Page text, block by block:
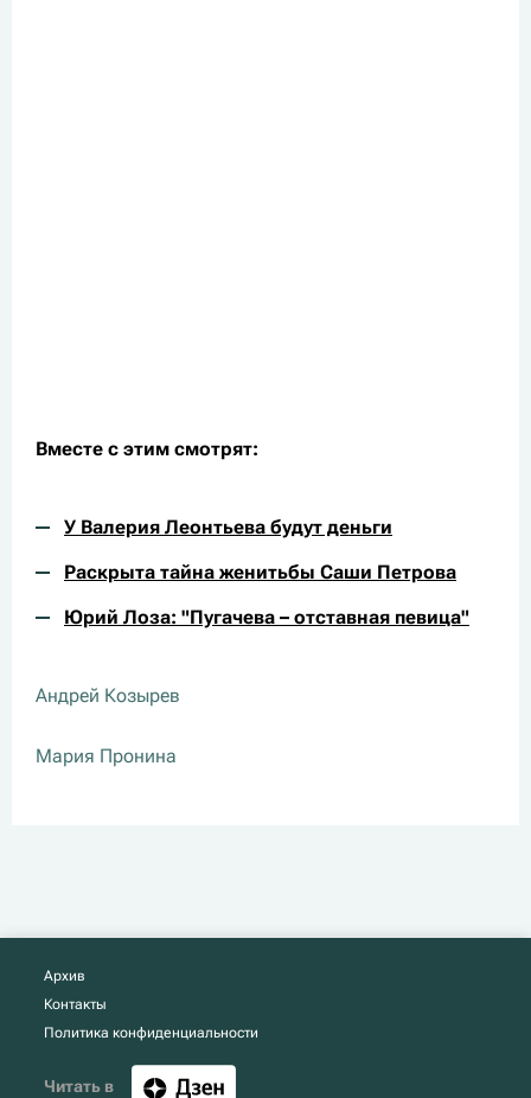
Вместе с этим смотрят:
У Валерия Леонтьева будут деньги
Раскрыта тайна женитьбы Саши Петрова
Юрий Лоза: "Пугачева – отставная певица"
Андрей Козырев
Мария Пронина
Читать в
Архив
Контакты
Политика конфиденциальности